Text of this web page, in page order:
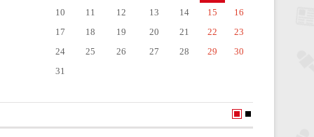
10
11 12 13 14 15
16
17
18 19 20 21 22
23
24
25 26 27 28 29
30
31